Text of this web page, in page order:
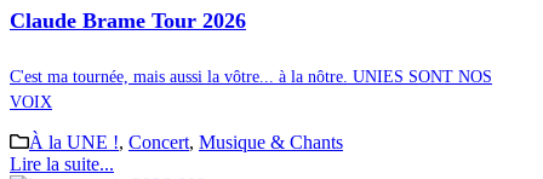
Claude Brame Tour 2026
C'est ma tournée, mais aussi la vôtre... à la nôtre. UNIES SONT NOS
VOIX
À la UNE !, Concert, Musique & Chants
Lire la suite...